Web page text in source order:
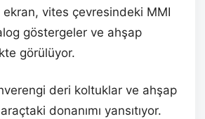
vites çevresindeki MMI
göstergeler ve ahşap
görülüyor.
deri koltuklar ve ahşap
donanımı yansıtıyor.